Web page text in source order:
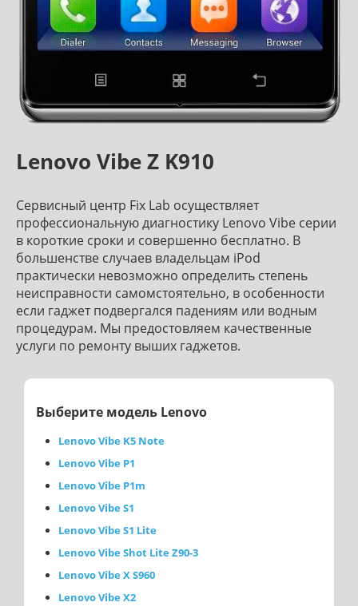
Lenovo Vibe Z K910
Сервисный центр Fix Lab осуществляет
профессиональную диагностику Lenovo Vibe серии
в короткие сроки и совершенно бесплатно. В
большенстве случаев владельцам iPod
практически невозможно определить степень
неисправности самомстоятельно, в особенности
если гаджет подвергался падениям или водным
процедурам. Мы предостовляем качественные
услуги по ремонту выших гаджетов.
Выберите модель Lenovo
Lenovo Vibe K5 Note
Lenovo Vibe P1
Lenovo Vibe P1m
Lenovo Vibe S1
Lenovo Vibe S1 Lite
Lenovo Vibe Shot Lite Z90-3
Lenovo Vibe X S960
Lenovo Vibe X2